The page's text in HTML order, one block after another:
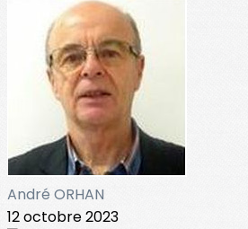
André ORHAN
12 octobre 2023